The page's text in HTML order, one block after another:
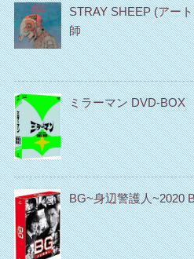
STRAY SHEEP (アー
師
ミラーマン DVD‐BOX
BG~身辺警護人~2020